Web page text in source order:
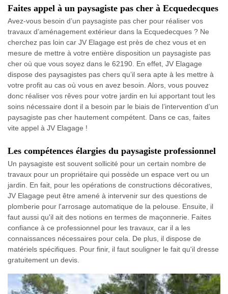
Faites appel à un paysagiste pas cher à Ecquedecques
Avez-vous besoin d’un paysagiste pas cher pour réaliser vos
travaux d’aménagement extérieur dans la Ecquedecques ? Ne
cherchez pas loin car JV Elagage est près de chez vous et en
mesure de mettre à votre entière disposition un paysagiste pas
cher où que vous soyez dans le 62190. En effet, JV Elagage
dispose des paysagistes pas chers qu’il sera apte à les mettre à
votre profit au cas où vous en avez besoin. Alors, vous pouvez
donc réaliser vos rêves pour votre jardin en lui apportant tout les
soins nécessaire dont il a besoin par le biais de l’intervention d’un
paysagiste pas cher hautement compétent. Dans ce cas, faites
vite appel à JV Elagage !
Les compétences élargies du paysagiste professionnel
Un paysagiste est souvent sollicité pour un certain nombre de
travaux pour un propriétaire qui possède un espace vert ou un
jardin. En fait, pour les opérations de constructions décoratives,
JV Elagage peut être amené à intervenir sur des questions de
plomberie pour l'arrosage automatique de la pelouse. Ensuite, il
faut aussi qu'il ait des notions en termes de maçonnerie. Faites
confiance à ce professionnel pour les travaux, car il a les
connaissances nécessaires pour cela. De plus, il dispose de
matériels spécifiques. Pour finir, il faut souligner le fait qu'il dresse
gratuitement un devis.